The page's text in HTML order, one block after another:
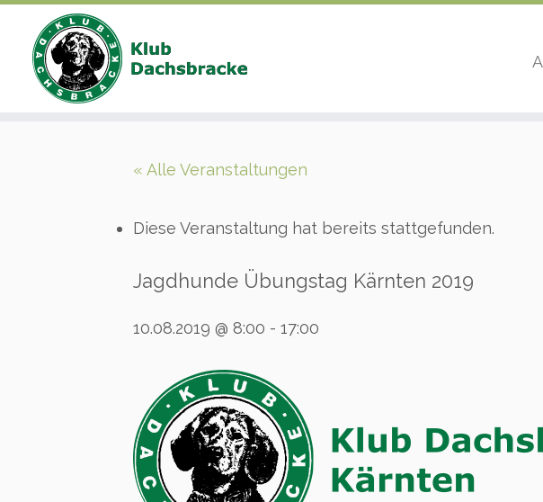
« Alle Veranstaltungen
Diese Veranstaltung hat bereits stattgefunden.
Jagdhunde Übungstag Kärnten 2019
10.08.2019 @ 8:00 - 17:00